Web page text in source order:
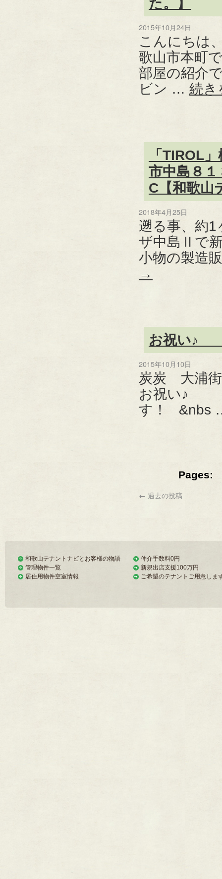
2015年10月24日
こんにちは
歌山市本町
部屋の紹介
ビン … 続
「TIROL
市中島８
C【和歌山
2018年4月25日
遡る事、約
ザ中島Ⅱで
小物の製造
→
お祝い♪
2015年10月10日
炭炭 大浦
お祝い♪ 岡
す！ &nbs
Pages:
← 過去の投稿
和歌山テナントナビとお客様の物語
管理物件一覧
居住用物件空室情報
仲介手数料0円
新規出店支援100万円
ご希望のテナントご用意しま